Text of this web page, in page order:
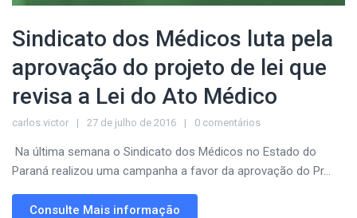
Sindicato dos Médicos luta pela
aprovação do projeto de lei que
revisa a Lei do Ato Médico
carlos.victor 27 de julho de 2016 0 comentários
Na última semana o Sindicato dos Médicos no Estado do
Paraná realizou uma campanha a favor da aprovação do Pr...
Consulte Mais informação